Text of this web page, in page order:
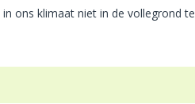
ons klimaat niet in de vollegrond te